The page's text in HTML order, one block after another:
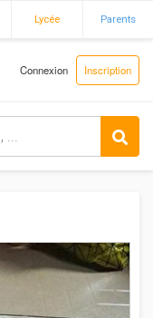
Lycée Parents
Connexion Inscription